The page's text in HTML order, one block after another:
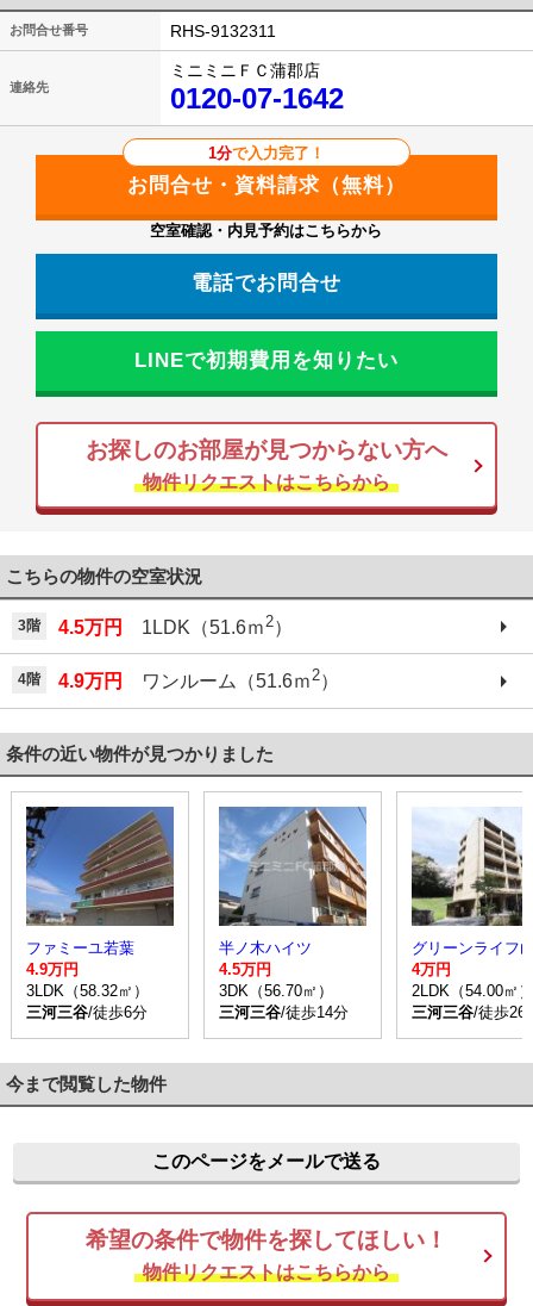
お問合せ番号 RHS-9132311
連絡先
ミニミニＦＣ蒲郡店
0120-07-1642
1分で入力完了！
空室確認・内見予約はこちらから
電話でお問合せ
LINEで初期費用を知りたい
お探しのお部屋が見つからない方へ
物件リクエストはこちらから
こちらの物件の空室状況
3階 4.5万円 1LDK（51.6ｍ 2）
4階 4.9万円 ワンルーム（51.6ｍ2）
条件の近い物件が見つかりました
ファミーユ若葉
4.9万円
3LDK（58.32㎡）
三河三谷/徒歩6分
半ノ木ハイツ
4.5万円
3DK（56.70㎡）
三河三谷/徒歩14分
4万円
2LDK（54.00㎡）
三河三谷/徒歩26
今まで閲覧した物件
このページをメールで送る
希望の条件で物件を探してほしい！
物件リクエストはこちらから